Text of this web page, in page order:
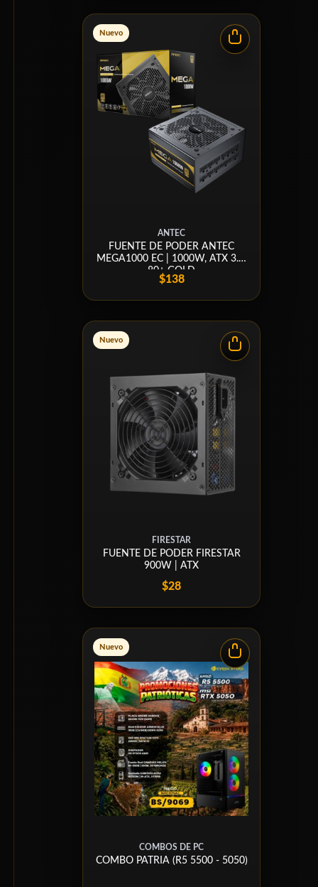
Nuevo
ANTEC
FUENTE DE PODER ANTEC
MEGA1000 EC | 1000W, ATX 3.1,
80+ GOLD
$138
Nuevo
FIRESTAR
FUENTE DE PODER FIRESTAR
900W | ATX
$28
Nuevo
COMBOS DE PC
COMBO PATRIA (R5 5500 - 5050)